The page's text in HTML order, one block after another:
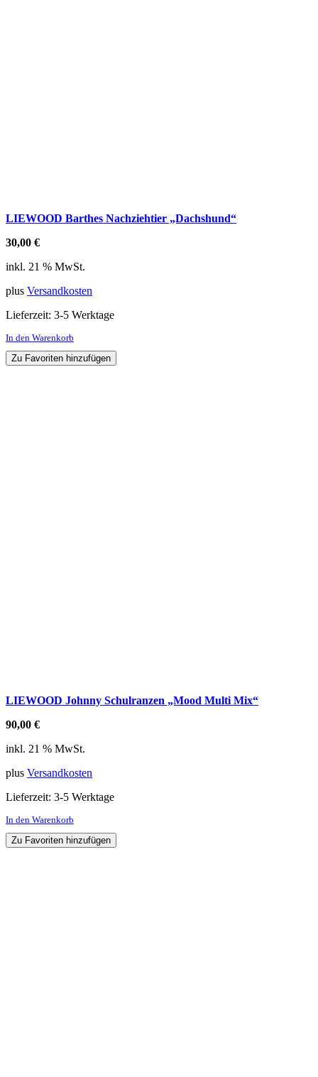
LIEWOOD Barthes Nachziehtier „Dachshund“
30,00 €
inkl. 21 % MwSt.
plus Versandkosten
Lieferzeit: 3-5 Werktage
In den Warenkorb
Zu Favoriten hinzufügen
LIEWOOD Johnny Schulranzen „Mood Multi Mix“
90,00 €
inkl. 21 % MwSt.
plus Versandkosten
Lieferzeit: 3-5 Werktage
In den Warenkorb
Zu Favoriten hinzufügen